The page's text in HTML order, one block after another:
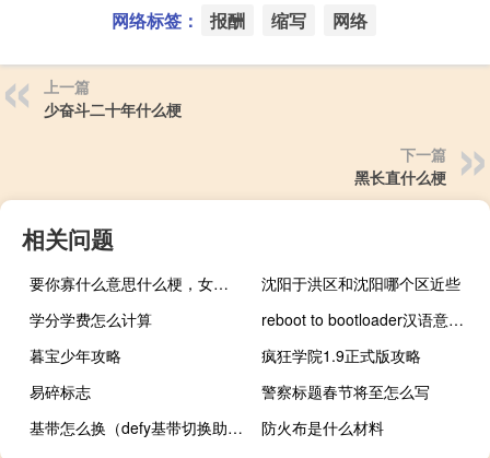
网络标签： 报酬 缩写 网络
上一篇
少奋斗二十年什么梗
下一篇
黑长直什么梗
相关问题
要你寡什么意思什么梗，女生说要你寡什么意思什么梗
沈阳于洪区和沈阳哪个区近些
学分学费怎么计算
reboot to bootloader汉语意思（reboot to bootloader）
暮宝少年攻略
疯狂学院1.9正式版攻略
易碎标志
警察标题春节将至怎么写
基带怎么换（defy基带切换助手v3.1）
防火布是什么材料